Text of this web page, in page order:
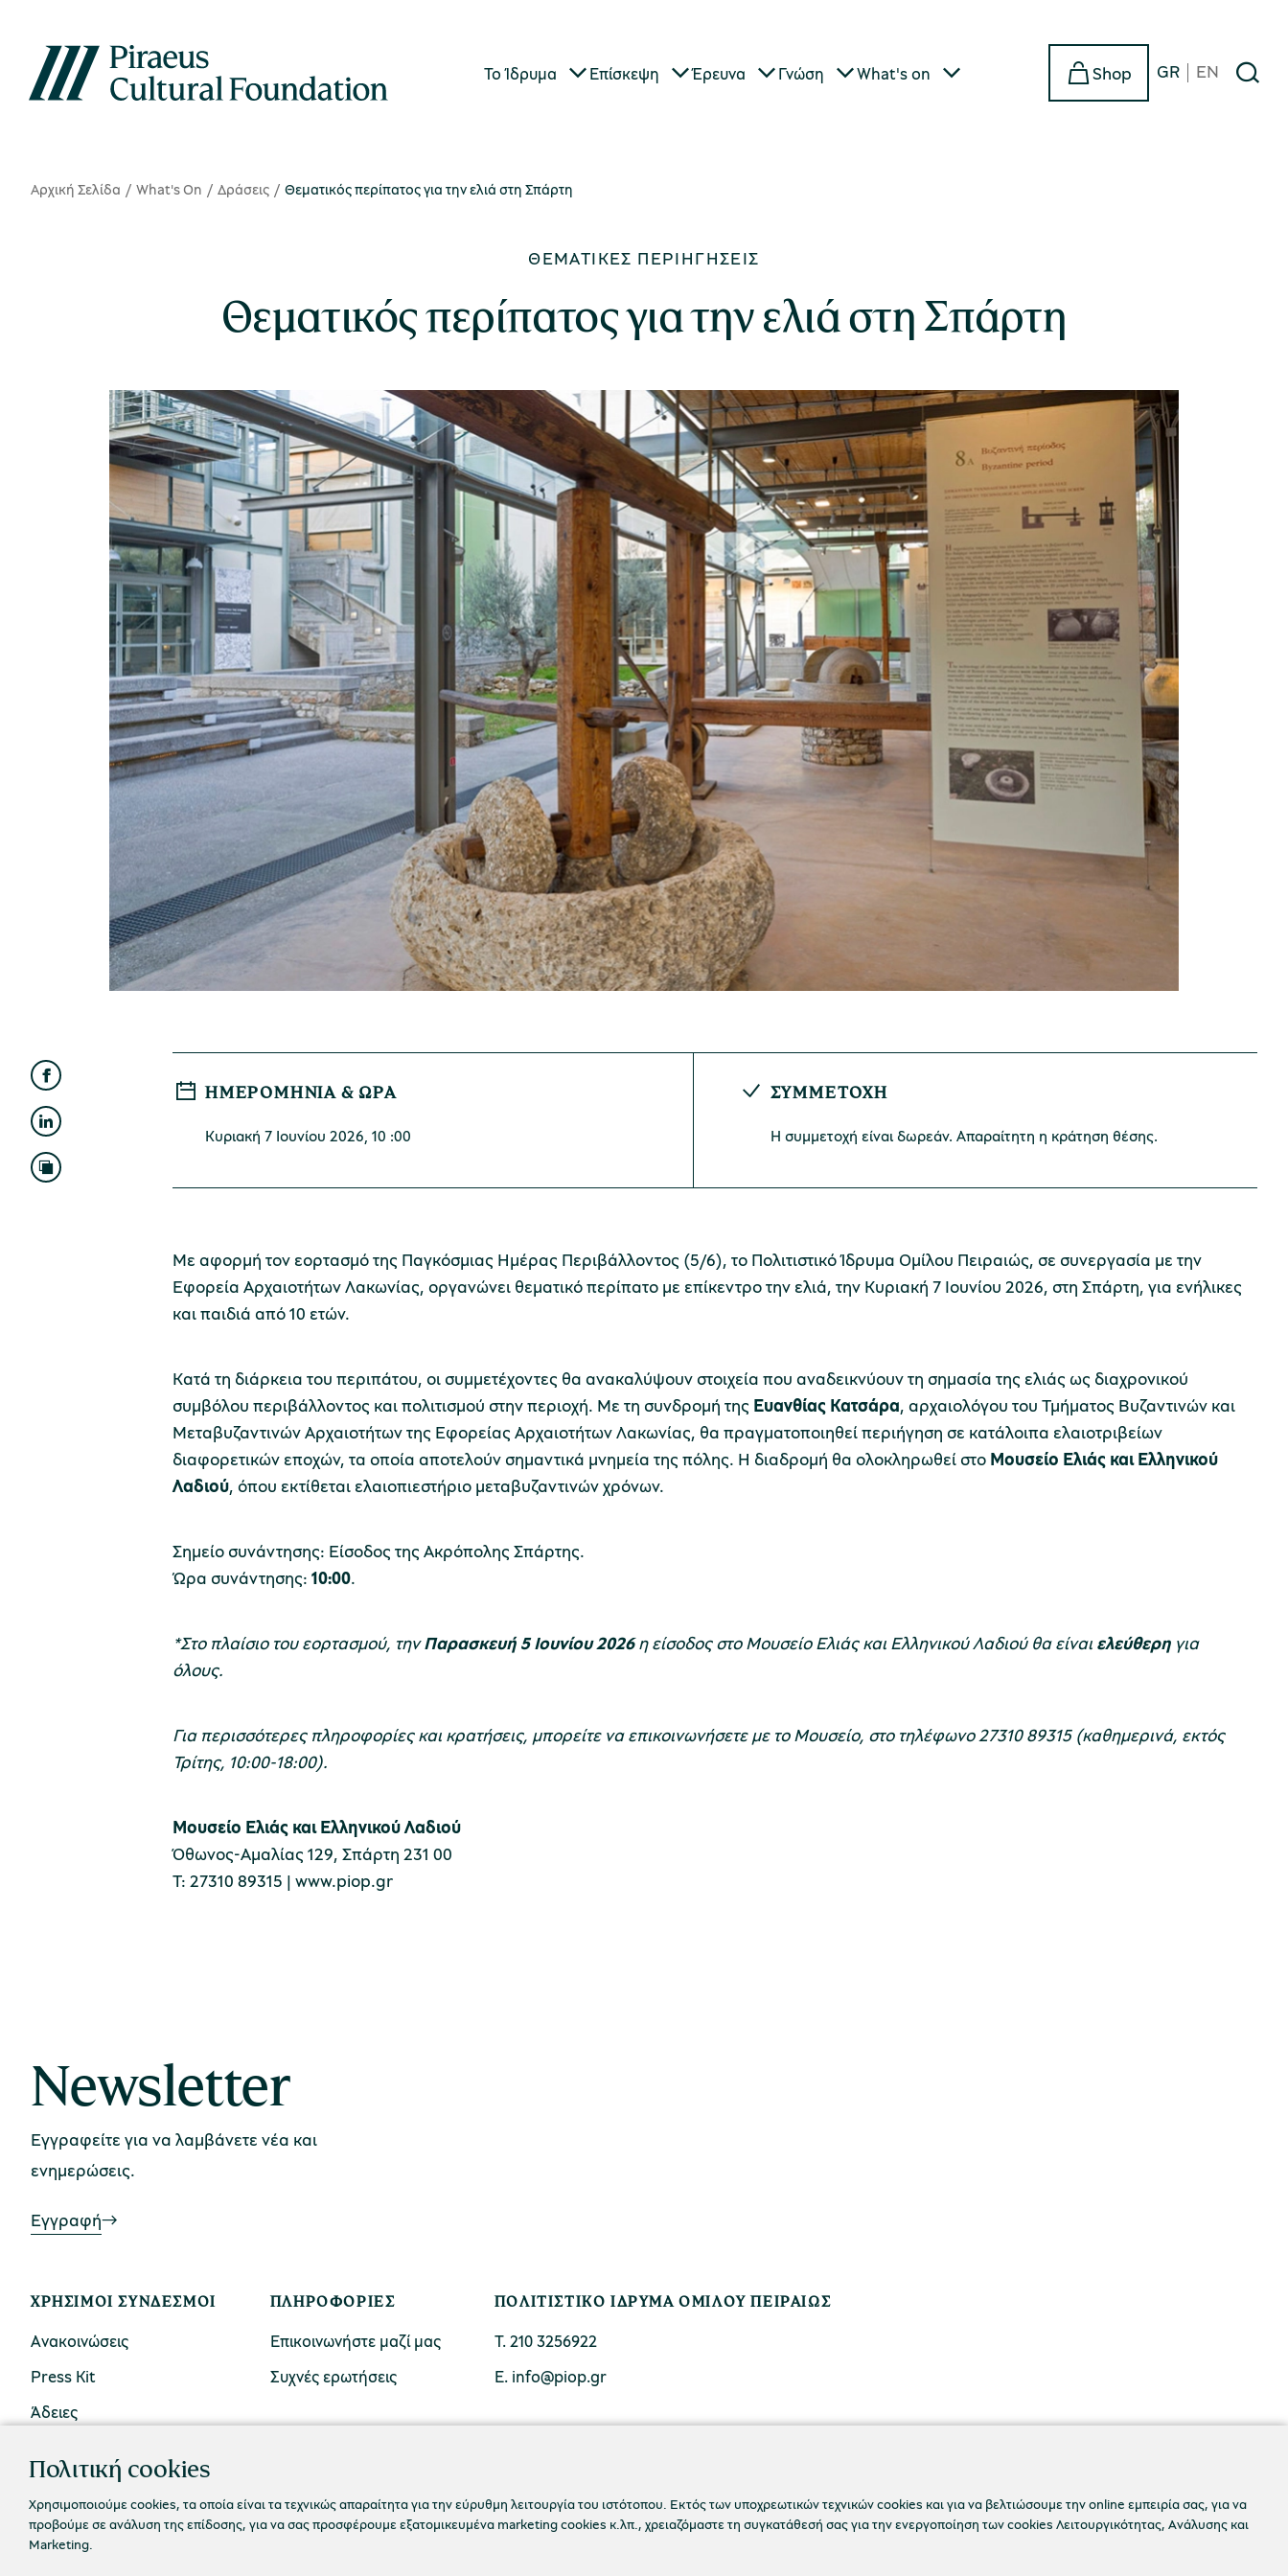
Το Ίδρυμα Επίσκεψη Έρευνα Γνώση What's on Shop GR EN
Αρχική Σελίδα What's On Δράσεις Θεματικός περίπατος για την ελιά στη Σπάρτη
ΘΕΜΑΤΙΚΈΣ ΠΕΡΙΗΓΉΣΕΙΣ
Θεματικός περίπατος για την ελιά στη Σπάρτη
ΗΜΕΡΟΜΗΝΊΑ & ΏΡΑ
Κυριακή 7 Ιουνίου 2026, 10 :00
ΣΥΜΜΕΤΟΧΗ
Η συμμετοχή είναι δωρεάν. Απαραίτητη η κράτηση θέσης.
Με αφορμή τον εορτασμό της Παγκόσμιας Ημέρας Περιβάλλοντος (5/6), το Πολιτιστικό Ίδρυμα Ομίλου Πειραιώς, σε συνεργασία με την
Εφορεία Αρχαιοτήτων Λακωνίας, οργανώνει θεματικό περίπατο με επίκεντρο την ελιά, την Κυριακή 7 Ιουνίου 2026, στη Σπάρτη, για ενήλικες
και παιδιά από 10 ετών.
Κατά τη διάρκεια του περιπάτου, οι συμμετέχοντες θα ανακαλύψουν στοιχεία που αναδεικνύουν τη σημασία της ελιάς ως διαχρονικού
συμβόλου περιβάλλοντος και πολιτισμού στην περιοχή. Με τη συνδρομή της Ευανθίας Κατσάρα, αρχαιολόγου του Τμήματος Βυζαντινών και
Μεταβυζαντινών Αρχαιοτήτων της Εφορείας Αρχαιοτήτων Λακωνίας, θα πραγματοποιηθεί περιήγηση σε κατάλοιπα ελαιοτριβείων
διαφορετικών εποχών, τα οποία αποτελούν σημαντικά μνημεία της πόλης. Η διαδρομή θα ολοκληρωθεί στο Μουσείο Ελιάς και Ελληνικού
Λαδιού, όπου εκτίθεται ελαιοπιεστήριο μεταβυζαντινών χρόνων.
Σημείο συνάντησης: Είσοδος της Ακρόπολης Σπάρτης.
Ώρα συνάντησης: 10:00.
*Στο πλαίσιο του εορτασμού, την Παρασκευή 5 Ιουνίου 2026 η είσοδος στο Μουσείο Ελιάς και Ελληνικού Λαδιού θα είναι ελεύθερη για
όλους.
Για περισσότερες πληροφορίες και κρατήσεις, μπορείτε να επικοινωνήσετε με το Μουσείο, στο τηλέφωνο 27310 89315 (καθημερινά, εκτός
Τρίτης, 10:00-18:00).
Μουσείο Ελιάς και Ελληνικού Λαδιού
Όθωνος-Αμαλίας 129, Σπάρτη 231 00
Τ: 27310 89315 | www.piop.gr
Newsletter
Εγγραφείτε για να λαμβάνετε νέα και
ενημερώσεις.
Εγγραφή
ΧΡΉΣΙΜΟΙ ΣΎΝΔΕΣΜΟΙ
Ανακοινώσεις
Press Kit
Άδειες
ΠΛΗΡΟΦΟΡΊΕΣ
Επικοινωνήστε μαζί μας
Συχνές ερωτήσεις
ΠΟΛΙΤΙΣΤΙΚΟ ΙΔΡΥΜΑ ΟΜΙΛΟΥ ΠΕΙΡΑΙΩΣ
Τ. 210 3256922
Ε. info@piop.gr
Πολιτική cookies
Χρησιμοποιούμε cookies, τα οποία είναι τα τεχνικώς απαραίτητα για την εύρυθμη λειτουργία του ιστότοπου. Εκτός των υποχρεωτικών τεχνικών cookies και για να βελτιώσουμε την online εμπειρία σας, για να
προβούμε σε ανάλυση της επίδοσης, για να σας προσφέρουμε εξατομικευμένα marketing cookies κ.λπ., χρειαζόμαστε τη συγκατάθεσή σας για την ενεργοποίηση των cookies Λειτουργικότητας, Ανάλυσης και
Marketing.